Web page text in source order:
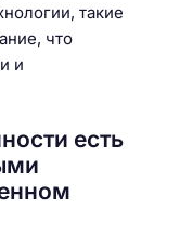
такие
что
и
есть